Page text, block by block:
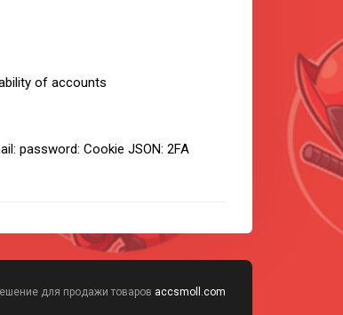
of accounts
password: Cookie JSON: 2FA
для продажи товаров accsmoll.com